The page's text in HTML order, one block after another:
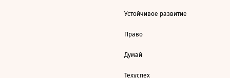
Устойчивое развитие
Право
Думай
Техуспех